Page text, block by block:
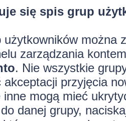
się spis grup
użytkowników można
zarządzania
. Nie wszystkie
akceptacji przyjęcia
inne mogą mieć
danej grupy,